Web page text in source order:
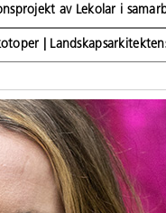
av Lekolar i
|